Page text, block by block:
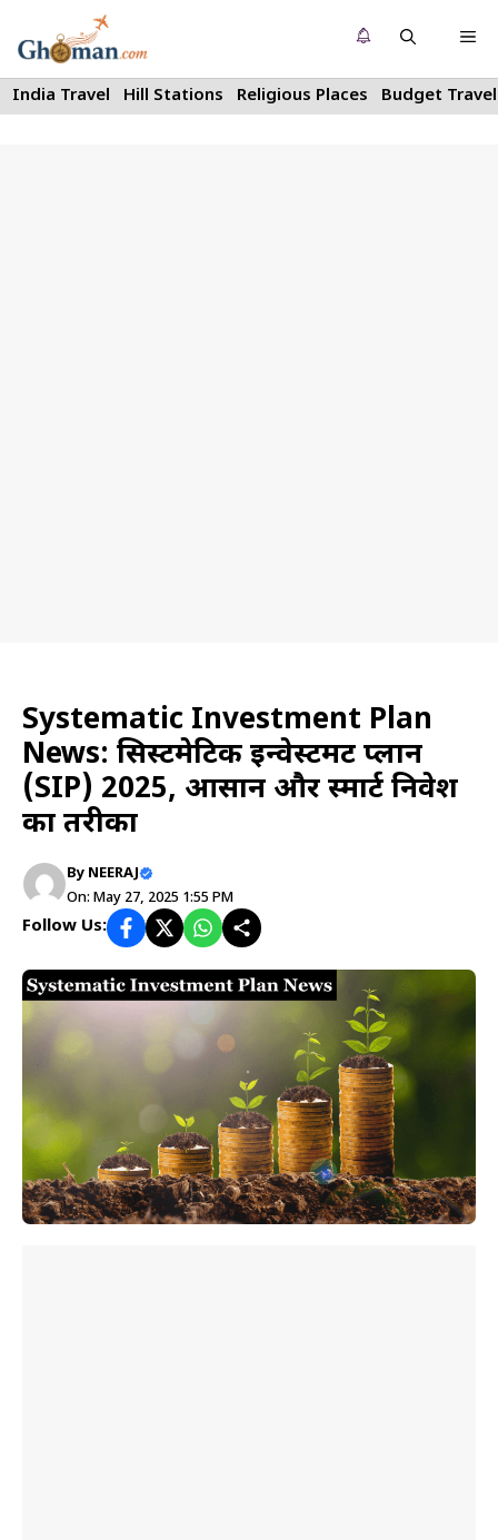
to
content
India Travel Hill Stations Religious Places Budget Travel
Systematic Investment Plan
News: सिस्टमेटिक इन्वेस्टमेंट प्लान
(SIP) 2025, आसान और स्मार्ट निवेश
का तरीका
By NEERAJ
On: May 27, 2025 1:55 PM
Follow Us: